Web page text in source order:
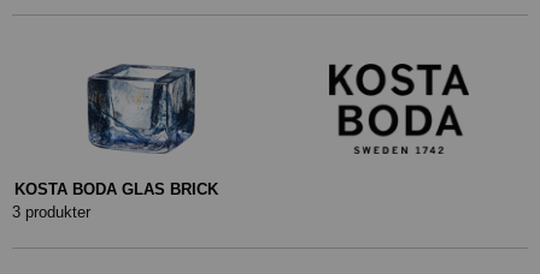
KOSTA BODA GLAS BRICK
3 produkter